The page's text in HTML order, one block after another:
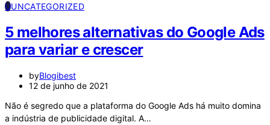
UUNCATEGORIZED
5 melhores alternativas do Google Ads
para variar e crescer
byBlogibest
12 de junho de 2021
Não é segredo que a plataforma do Google Ads há muito domina
a indústria de publicidade digital. A…